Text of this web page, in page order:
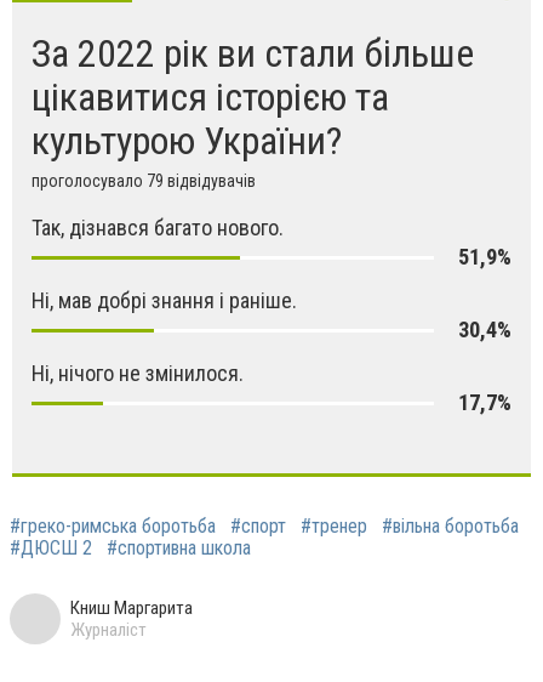
За 2022 рік ви стали більше
цікавитися історією та
культурою України?
проголосувало 79 відвідувачів
Так, дізнався багато нового.
51,9%
Ні, мав добрі знання і раніше.
30,4%
Ні, нічого не змінилося.
17,7%
#греко-римська боротьба #спорт #тренер
#вільна боротьба
#ДЮСШ 2
#спортивна школа
Книш Маргарита
Журналіст